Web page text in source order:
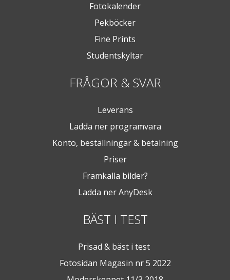
Fotokalender
Pekböcker
Fine Prints
Studentskyltar
FRÅGOR & SVAR
Leverans
Ladda ner programvara
Konto, beställningar & betalning
Priser
Framkalla bilder?
Ladda ner AnyDesk
BÄST I TEST
Prisad & bäst i test
Fotosidan Magasin nr 5 2022